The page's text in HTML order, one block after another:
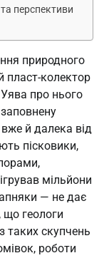
перспективи
природного
пласт-колектор
Уява про нього
й далека від
пісковики,
мільйони
— не дає
геологи
таких скупчень
роботи